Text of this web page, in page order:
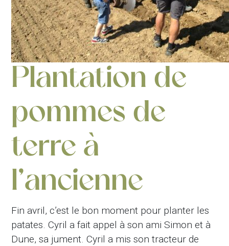
Plantation de
pommes de
terre à
l’ancienne
Fin avril, c’est le bon moment pour planter les
patates. Cyril a fait appel à son ami Simon et à
Dune, sa jument. Cyril a mis son tracteur de